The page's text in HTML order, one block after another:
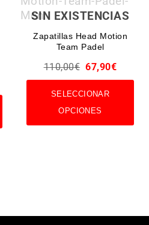
SIN EXISTENCIAS
Zapatillas Head Motion
Team Padel
110,00€ 67,90€
SELECCIONAR
OPCIONES